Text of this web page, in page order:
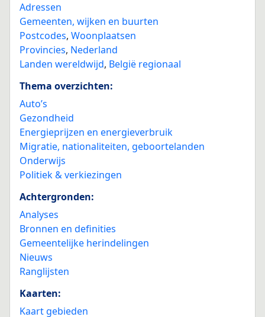
Adressen
Gemeenten, wijken en buurten
Postcodes, Woonplaatsen
Provincies, Nederland
Landen wereldwijd, België regionaal
Thema overzichten:
Auto’s
Gezondheid
Energieprijzen en energieverbruik
Migratie, nationaliteiten, geboortelanden
Onderwijs
Politiek & verkiezingen
Achtergronden:
Analyses
Bronnen en definities
Gemeentelijke herindelingen
Nieuws
Ranglijsten
Kaarten:
Kaart gebieden